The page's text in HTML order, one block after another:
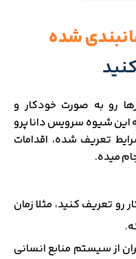
شده
رو به صورت خودکار و
این شیوه سرویس دانا پرو
تعریف شده، اقدامات
میده.
رو تعریف کنید، مثلا زمان
از سیستم منابع انسانی